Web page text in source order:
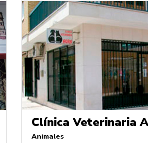
Clínica Veterinaria
Animales